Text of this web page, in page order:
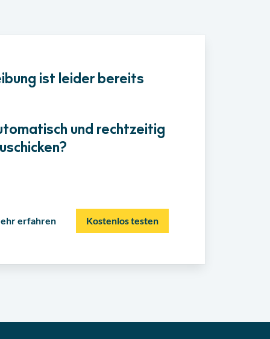
ist leider bereits
und rechtzeitig
erfahren Kostenlos testen